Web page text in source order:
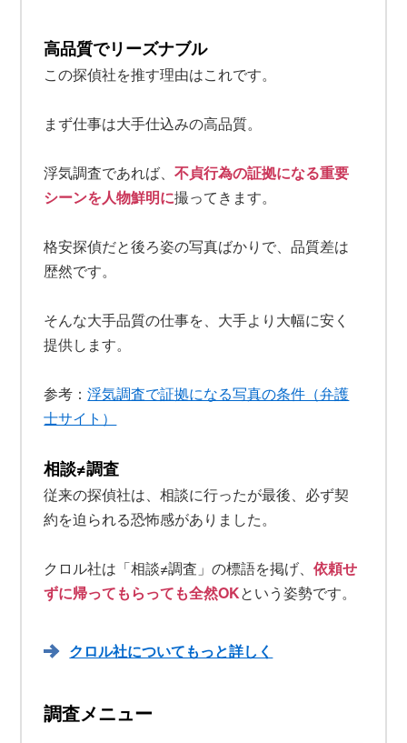
高品質でリーズナブル
この探偵社を推す理由はこれです。
まず仕事は大手仕込みの高品質。
浮気調査であれば、不貞行為の証拠になる重要
シーンを人物鮮明に撮ってきます。
格安探偵だと後ろ姿の写真ばかりで、品質差は
歴然です。
そんな大手品質の仕事を、大手より大幅に安く
提供します。
参考：浮気調査で証拠になる写真の条件（弁護
士サイト）
相談≠調査
従来の探偵社は、相談に行ったが最後、必ず契
約を迫られる恐怖感がありました。
クロル社は「相談≠調査」の標語を掲げ、依頼せ
ずに帰ってもらっても全然OKという姿勢です。
クロル社についてもっと詳しく
調査メニュー